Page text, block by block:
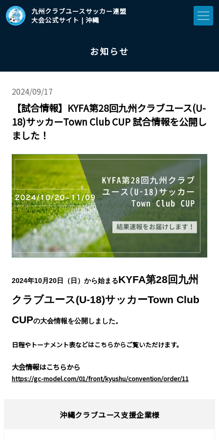
九州クラブユースサッカー連盟
大会公式サイト | 沖縄
お知らせ
2024/09/17
【試合情報】KYFA第28回九州クラブユース(U-
18)サッカーTown Club CUP 試合情報を公開し
ました！
2024年10月20日（日）から始まるKYFA第28回九州
クラブユース(U-18)サッカーTown Club
CUPの大会情報を公開しました。
​日程やトーナメント表などはこちらからご覧いただけます。
大会情報はこちらから
https://gc-model.com/01/front/kyushu/convention/order/11
沖縄クラブユース支援企業様